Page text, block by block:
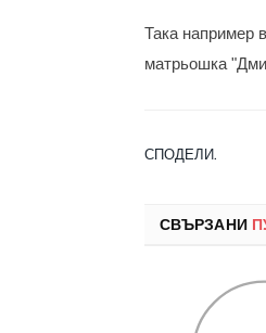
Така например
матрьошка
СПОДЕЛИ.
СВЪРЗАНИ